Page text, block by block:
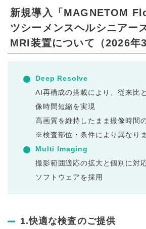
新規導入「MAGNETOM
ツシーメンスヘルシニアー
MRI装置について（2026年3
Deep Resolve
AI再構成の搭載により、従来比
像時間短縮を実現
高画質を維持したまま撮像時間
※検査部位・条件により異なり
Multi Imaging
撮影範囲適応の拡大と個別に対
ソフトウェアを採用
1.快適な検査のご提供